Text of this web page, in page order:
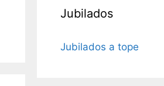
Jubilados
Jubilados a tope